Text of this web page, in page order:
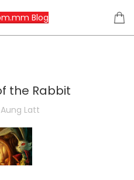
Blog
the Rabbit
Latt